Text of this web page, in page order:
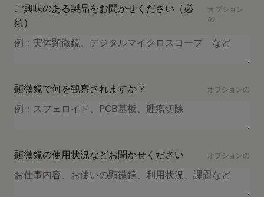
ご興味のある製品をお聞かせください（必
須）
オプション
の
顕微鏡で何を観察されますか？ オプションの
顕微鏡の使用状況などお聞かせください オプションの